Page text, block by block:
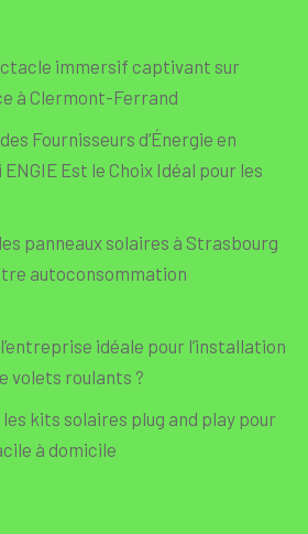
immersif captivant sur
à Clermont-Ferrand
Fournisseurs d’Énergie en
Est le Choix Idéal pour les
panneaux solaires à Strasbourg
autoconsommation
idéale pour l’installation
volets roulants ?
kits solaires plug and play pour
à domicile